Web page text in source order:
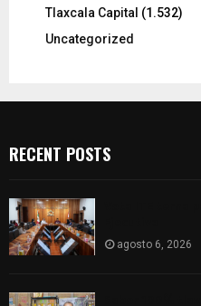
Tlaxcala Capital (1.532)
Uncategorized
RECENT POSTS
agosto 6, 2026